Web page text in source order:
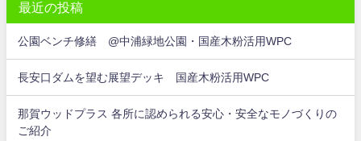
最近の投稿
公園ベンチ修繕 @中浦緑地公園・国産木粉活用WPC
長安口ダムを望む展望デッキ 国産木粉活用WPC
那賀ウッドプラス 各所に認められる安心・安全なモノづくりの
ご紹介